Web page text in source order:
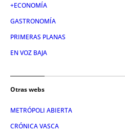
+ECONOMÍA
GASTRONOMÍA
PRIMERAS PLANAS
EN VOZ BAJA
Otras webs
METRÓPOLI ABIERTA
CRÓNICA VASCA